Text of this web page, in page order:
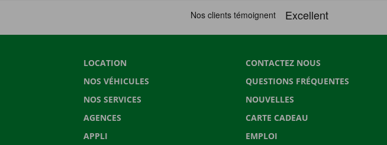
LOCATION
NOS VÉHICULES
NOS SERVICES
AGENCES
APPLI
CONTACTEZ NOUS
QUESTIONS FRÉQUENTES
NOUVELLES
CARTE CADEAU
EMPLOI